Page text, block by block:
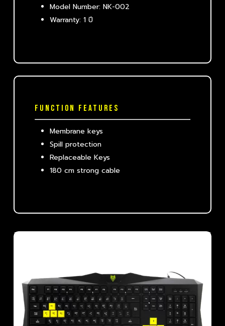
Model Number: NK-002
Warranty: 1 ปี
FUNCTION FEATURES
Membrane keys
Spill protection
Replaceable Keys
180 cm strong cable